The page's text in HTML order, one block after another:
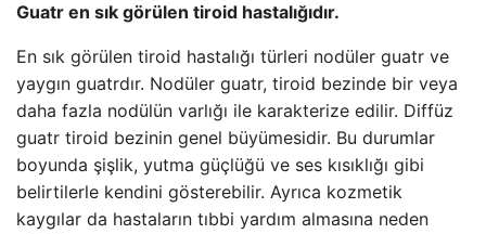
Guatr en sık görülen tiroid hastalığıdır.
En sık görülen tiroid hastalığı türleri nodüler guatr ve
yaygın guatrdır. Nodüler guatr, tiroid bezinde bir veya
daha fazla nodülün varlığı ile karakterize edilir. Diffüz
guatr tiroid bezinin genel büyümesidir. Bu durumlar
boyunda şişlik, yutma güçlüğü ve ses kısıklığı gibi
belirtilerle kendini gösterebilir. Ayrıca kozmetik
kaygılar da hastaların tıbbi yardım almasına neden